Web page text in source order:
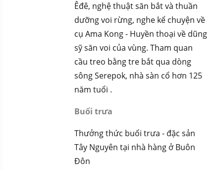
Êđê, nghệ thuật săn bắt và thuần
dưỡng voi rừng, nghe kể chuyện về
cụ Ama Kong - Huyền thoại về dũng
sỹ săn voi của vùng. Tham quan
cầu treo bằng tre bắt qua dòng
sông Serepok, nhà sàn cổ hơn 125
năm tuổi .
Buổi trưa
Thưởng thức buổi trưa - đặc sản
Tây Nguyên tại nhà hàng ở Buôn
Đôn